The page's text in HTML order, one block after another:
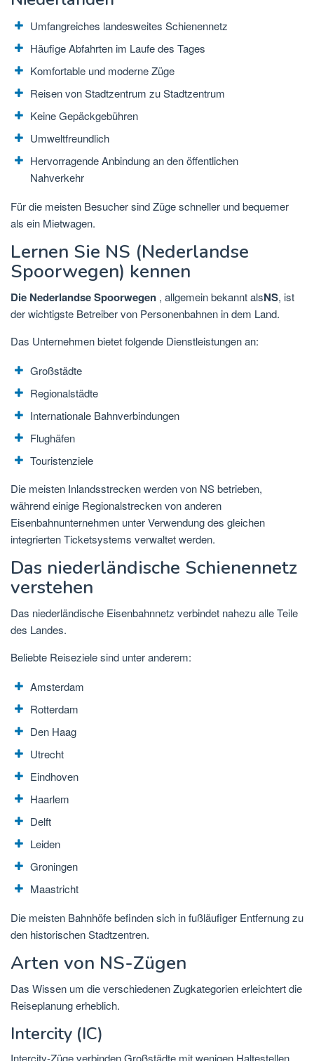
Umfangreiches landesweites Schienennetz
Häufige Abfahrten im Laufe des Tages
Komfortable und moderne Züge
Reisen von Stadtzentrum zu Stadtzentrum
Keine Gepäckgebühren
Umweltfreundlich
Hervorragende Anbindung an den öffentlichen
Nahverkehr
Für die meisten Besucher sind Züge schneller und bequemer
als ein Mietwagen.
Lernen Sie NS (Nederlandse
Spoorwegen) kennen
Die Nederlandse Spoorwegen , allgemein bekannt alsNS, ist
der wichtigste Betreiber von Personenbahnen in dem Land.
Das Unternehmen bietet folgende Dienstleistungen an:
Großstädte
Regionalstädte
Internationale Bahnverbindungen
Flughäfen
Touristenziele
Die meisten Inlandsstrecken werden von NS betrieben,
während einige Regionalstrecken von anderen
Eisenbahnunternehmen unter Verwendung des gleichen
integrierten Ticketsystems verwaltet werden.
Das niederländische Schienennetz
verstehen
Das niederländische Eisenbahnnetz verbindet nahezu alle Teile
des Landes.
Beliebte Reiseziele sind unter anderem:
Amsterdam
Rotterdam
Den Haag
Utrecht
Eindhoven
Haarlem
Delft
Leiden
Groningen
Maastricht
Die meisten Bahnhöfe befinden sich in fußläufiger Entfernung zu
den historischen Stadtzentren.
Arten von NS-Zügen
Das Wissen um die verschiedenen Zugkategorien erleichtert die
Reiseplanung erheblich.
Intercity (IC)
Intercity-Züge verbinden Großstädte mit wenigen Haltestellen.